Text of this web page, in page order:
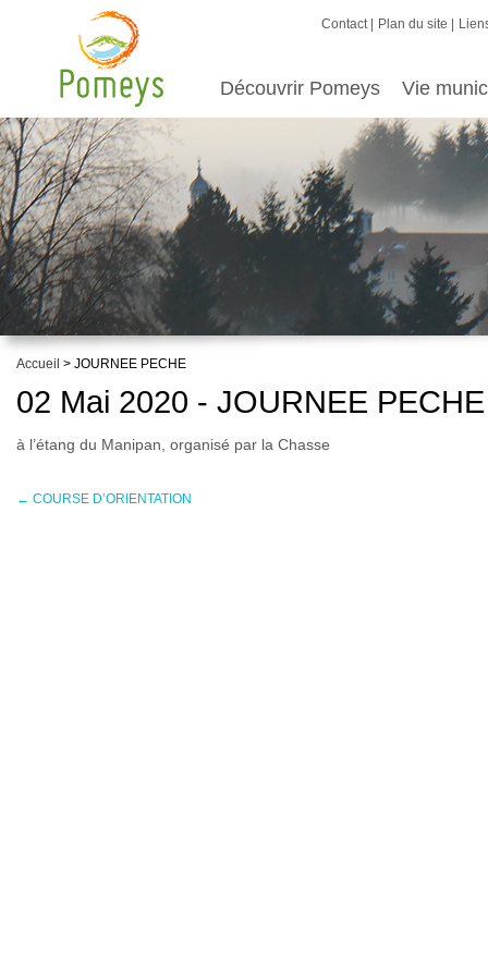
Contact Plan du site
Découvrir Pomeys Vie
Accueil > JOURNEE PECHE
02 Mai 2020 - JOURNEE PECHE
à l’étang du Manipan, organisé par la Chasse
← COURSE D’ORIENTATION